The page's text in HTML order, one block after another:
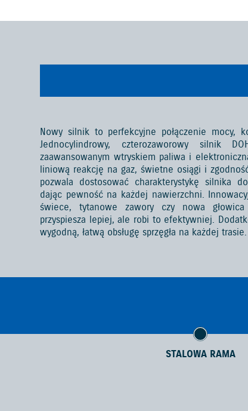
Nowy silnik to perfekcyjne połączenie mocy,
Jednocylindrowy, czterozaworowy silnik
zaawansowanym wtryskiem paliwa i
liniową reakcję na gaz, świetne osiągi i
pozwala dostosować charakterystykę silnika
dając pewność na każdej nawierzchni.
świece, tytanowe zawory czy nowa
przyspiesza lepiej, ale robi to efektywniej.
wygodną, łatwą obsługę sprzęgła na każdej trasie.
STALOWA RAMA